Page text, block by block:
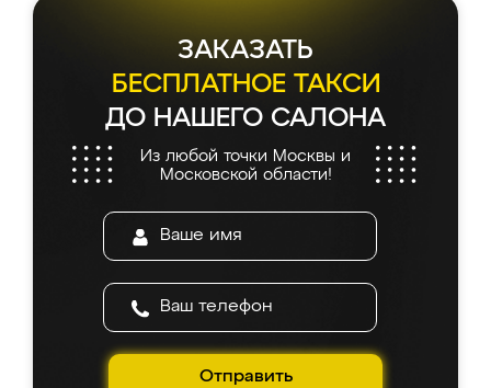
ЗАКАЗАТЬ
БЕСПЛАТНОЕ ТАКСИ
ДО НАШЕГО САЛОНА
Из любой точки Москвы и
Московской области!
Отправить